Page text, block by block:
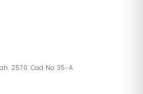
2570. Cad No: 35-A